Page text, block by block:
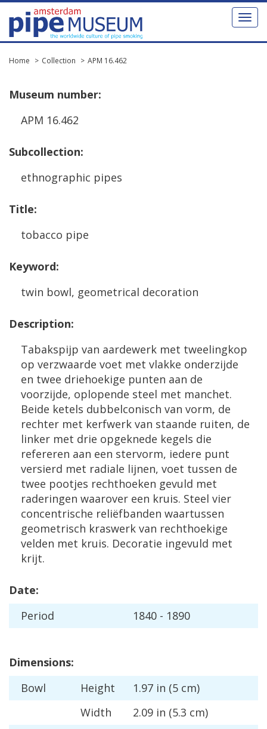
Toggle
Home Collection APM 16.462
Museum number:
APM 16.462
Subcollection:
ethnographic pipes
Title:
tobacco pipe
Keyword:
twin bowl, geometrical decoration
Description:
Tabakspijp van aardewerk met tweelingkop
op verzwaarde voet met vlakke onderzijde
en twee driehoekige punten aan de
voorzijde, oplopende steel met manchet.
Beide ketels dubbelconisch van vorm, de
rechter met kerfwerk van staande ruiten, de
linker met drie opgeknede kegels die
refereren aan een stervorm, iedere punt
versierd met radiale lijnen, voet tussen de
twee pootjes rechthoeken gevuld met
raderingen waarover een kruis. Steel vier
concentrische reliëfbanden waartussen
geometrisch kraswerk van rechthoekige
velden met kruis. Decoratie ingevuld met
krijt.
Date:
Period
1840 - 1890
Dimensions:
Bowl
Height 1.97 in (5 cm)
Width
2.09 in (5.3 cm)